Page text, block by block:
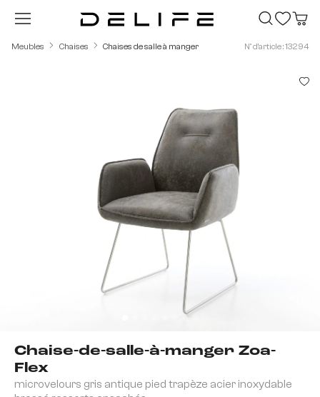
Passer au contenu principal
Meubles Chaises Chaises de salle à manger N° d'article : 13294
Chaise-de-salle-à-manger Zoa-
Flex
microvelours gris antique pied trapèze acier inoxydable